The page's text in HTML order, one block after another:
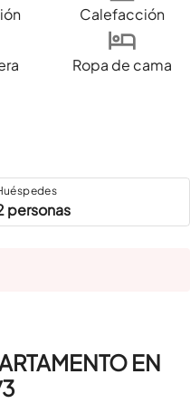
Calefacción
Ropa de cama
personas
EN